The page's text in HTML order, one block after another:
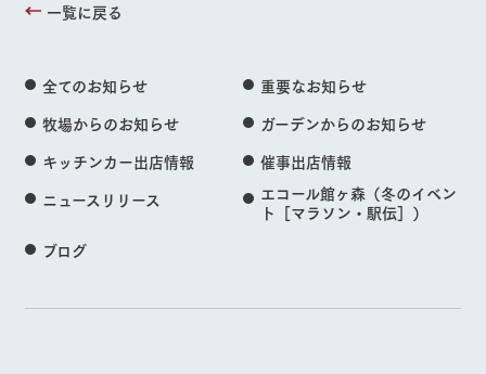
一覧に戻る
全てのお知らせ
重要なお知らせ
牧場からのお知らせ
ガーデンからのお知らせ
キッチンカー出店情報
催事出店情報
ニュースリリース
エコール館ヶ森（冬のイベン
ト［マラソン・駅伝］）
ブログ